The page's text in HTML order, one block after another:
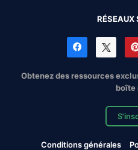
RÉSEAUX
Obtenez des ressources
boîte
Conditions générales